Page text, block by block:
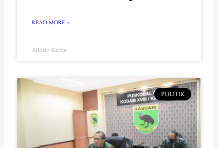
READ MORE »
Admin Keme
POLITIK